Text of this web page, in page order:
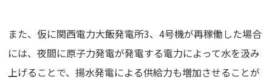
また、仮に関西電力大飯発電所3、4号機が再稼働した場合
には、夜間に原子力発電が発電する電力によって水を汲み
上げることで、揚水発電による供給力も増加させることが